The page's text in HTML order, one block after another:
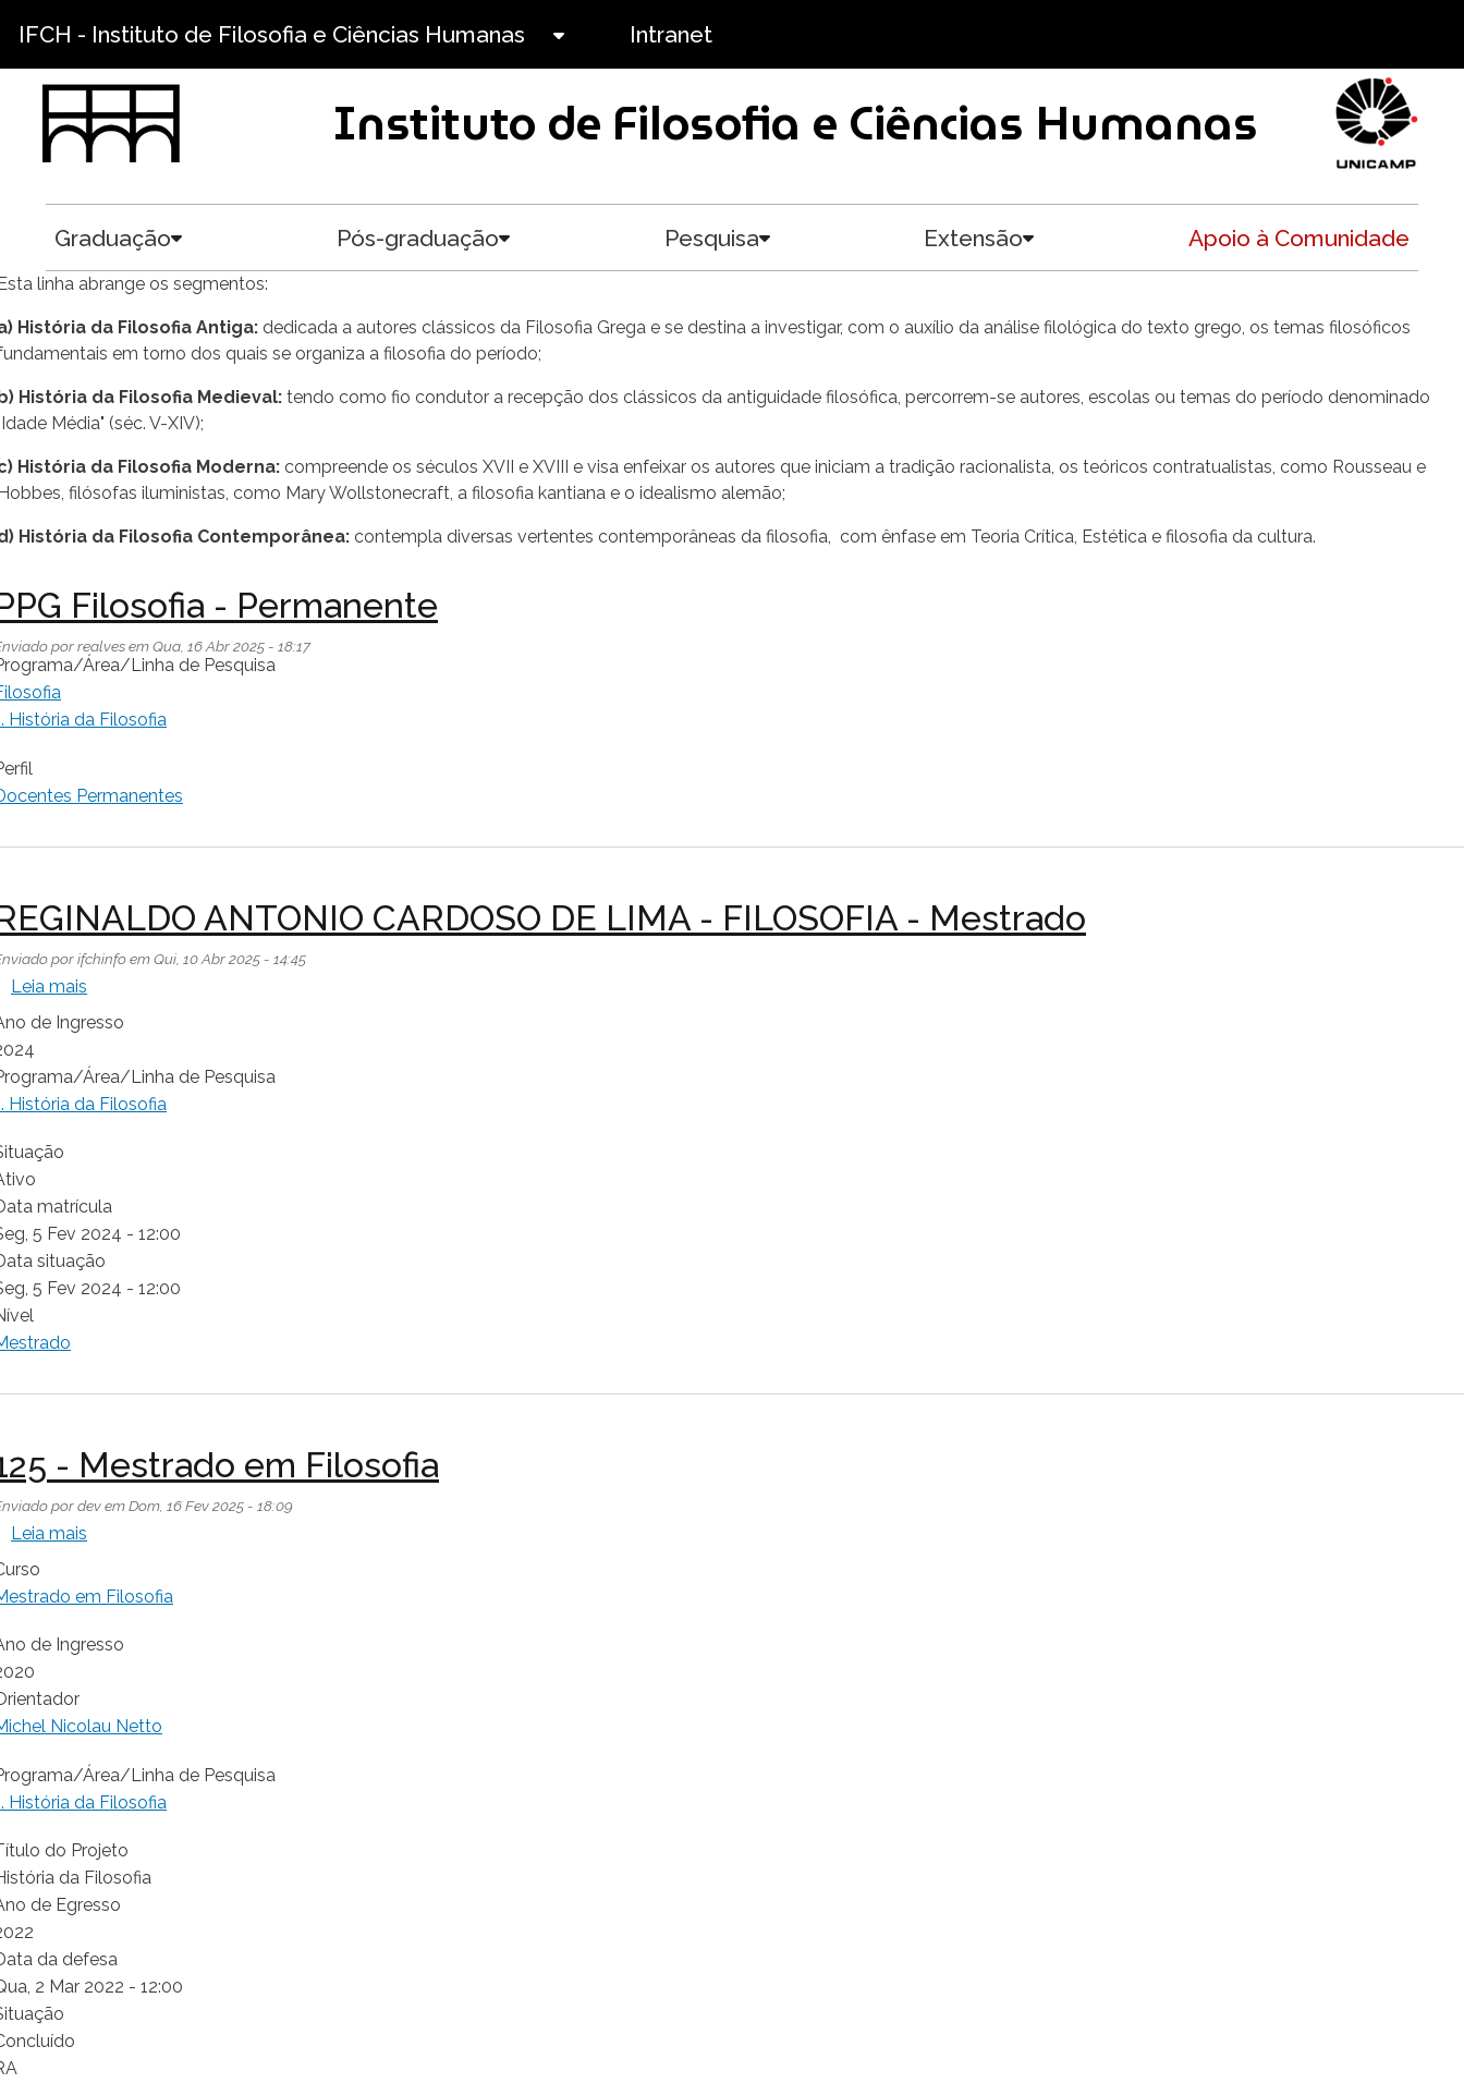
IFCH - Instituto de Filosofia e Ciências Humanas Intranet
Instituto de Filosofia e Ciências Humanas
Graduação Pós-graduação Pesquisa Extensão Apoio à Comunidade
linha abrange os segmentos:
História da Filosofia Antiga: dedicada a autores clássicos da Filosofia Grega e se destina a investigar, com o auxílio da análise filológica do texto grego, os temas filosóficos
em torno dos quais se organiza a filosofia do período;
História da Filosofia Medieval: tendo como fio condutor a recepção dos clássicos da antiguidade filosófica, percorrem-se autores, escolas ou temas do período denominado
Média" (séc. V-XIV);
História da Filosofia Moderna: compreende os séculos XVII e XVIII e visa enfeixar os autores que iniciam a tradição racionalista, os teóricos contratualistas, como Rousseau e
filósofas iluministas, como Mary Wollstonecraft, a filosofia kantiana e o idealismo alemão;
História da Filosofia Contemporânea: contempla diversas vertentes contemporâneas da filosofia, com ênfase em Teoria Crítica, Estética e filosofia da cultura.
Filosofia - Permanente
porrealvesemQua, 16 Abr 2025 - 18:17
Área/Linha de Pesquisa
História da Filosofia
Permanentes
ANTONIO CARDOSO DE LIMA - FILOSOFIA - Mestrado
porifchinfoemQui, 10 Abr 2025 - 14:45
Leia mais
de Ingresso
Área/Linha de Pesquisa
História da Filosofia
matrícula
5 Fev 2024 - 12:00
situação
5 Fev 2024 - 12:00
- Mestrado em Filosofia
pordevemDom, 16 Fev 2025 - 18:09
Leia mais
em Filosofia
de Ingresso
Nicolau Netto
Área/Linha de Pesquisa
História da Filosofia
do Projeto
da Filosofia
de Egresso
da defesa
2 Mar 2022 - 12:00